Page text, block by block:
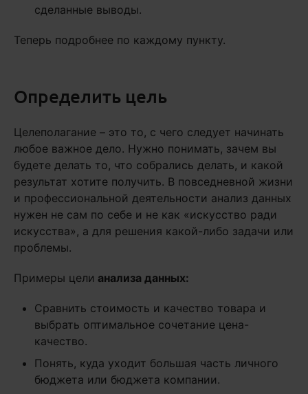
сделанные выводы.
Теперь подробнее по каждому пункту.
Определить цель
Целеполагание – это то, с чего следует начинать
любое важное дело. Нужно понимать, зачем вы
будете делать то, что собрались делать, и какой
результат хотите получить. В повседневной жизни
и профессиональной деятельности анализ данных
нужен не сам по себе и не как «искусство ради
искусства», а для решения какой-либо задачи или
проблемы.
Примеры цели анализа данных:
Сравнить стоимость и качество товара и
выбрать оптимальное сочетание цена-
качество.
Понять, куда уходит большая часть личного
бюджета или бюджета компании.